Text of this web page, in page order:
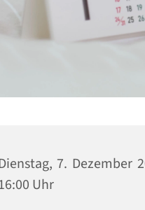
7. Dezember
Uhr